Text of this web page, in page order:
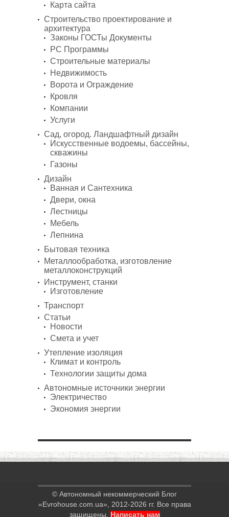
Карта сайта
Строительство проектирование и
архитектура
Законы ГОСТы Документы
PC Программы
Строительные материалы
Недвижимость
Ворота и Ограждение
Кровля
Компании
Услуги
Сад, огород. Ландшафтный дизайн
Искусственные водоемы, бассейны,
скважины
Газоны
Дизайн
Ванная и Сантехника
Двери, окна
Лестницы
Мебель
Лепнина
Бытовая техника
Металлообработка, изготовление
металлоконструкций
Инструмент, станки
Изготовление
Транспорт
Статьи
Новости
Смета и учет
Утепление изоляция
Климат и контроль
Технологии защиты дома
Автономные источники энергии
Электричество
Экономия энергии
© Автономный некоммерческий Блог
«Evrohouse.com.ua», 2012-2026 гг. Все права
защищены. Написать нам